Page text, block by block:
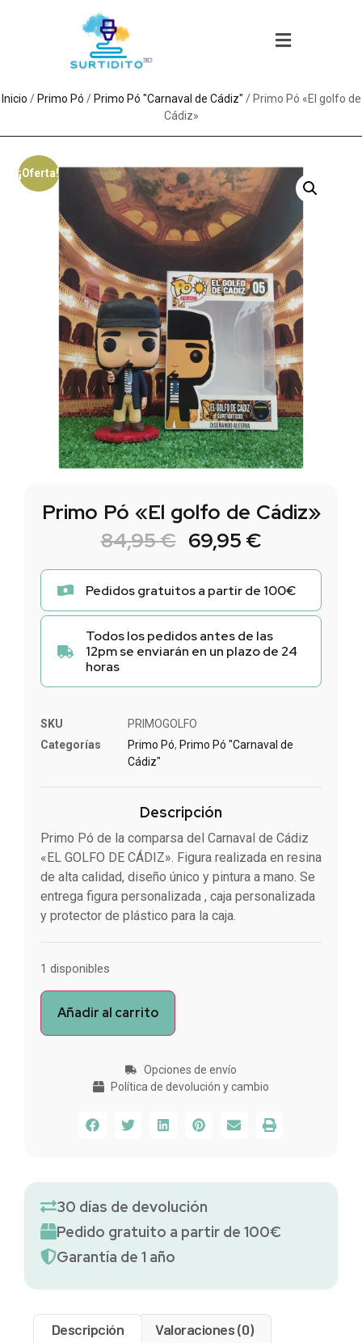
Inicio / Primo Pó / Primo Pó "Carnaval de Cádiz" / Primo Pó «El golfo de
Cádiz»
¡Oferta!
Primo Pó «El golfo de Cádiz»
84,95€ 69,95 €
Pedidos gratuitos a partir de 100€
Todos los pedidos antes de las
12pm se enviarán en un plazo de 24
horas
SKU
PRIMOGOLFO
Categorías
Primo Pó, Primo Pó "Carnaval de
Cádiz"
Descripción
Primo Pó de la comparsa del Carnaval de Cádiz
«EL GOLFO DE CÁDIZ». Figura realizada en resina
de alta calidad, diseño único y pintura a mano. Se
entrega figura personalizada , caja personalizada
y protector de plástico para la caja.
1 disponibles
Añadir al carrito
Opciones de envío
Política de devolución y cambio
30 días de devolución
Pedido gratuito a partir de 100€
Garantía de 1 año
Descripción Valoraciones (0)